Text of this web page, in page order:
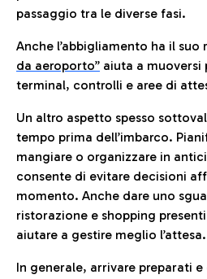
passaggio tra le diverse fasi.
Anche l’abbigliamento ha il
da aeroporto” aiuta a
terminal, controlli e aree di
Un altro aspetto spesso
tempo prima dell’imbarco.
mangiare o organizzare in
consente di evitare decisioni
momento. Anche dare uno
ristorazione e shopping
aiutare a gestire meglio l’attesa.
In generale, arrivare preparati